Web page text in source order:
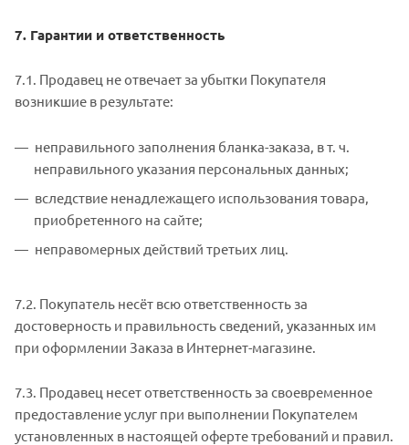
7. Гарантии и ответственность
7.1. Продавец не отвечает за убытки Покупателя
возникшие в результате:
неправильного заполнения бланка-заказа, в т. ч.
неправильного указания персональных данных;
вследствие ненадлежащего использования товара,
приобретенного на сайте;
неправомерных действий третьих лиц.
7.2. Покупатель несёт всю ответственность за
достоверность и правильность сведений, указанных им
при оформлении Заказа в Интернет-магазине.
7.3. Продавец несет ответственность за своевременное
предоставление услуг при выполнении Покупателем
установленных в настоящей оферте требований и правил.